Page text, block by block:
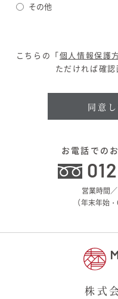
その他
こちらの「個人情報保護
ただければ確認
同意
お電話での
営業時間
（年末年始
株式